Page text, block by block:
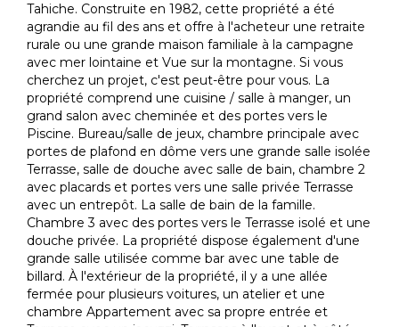
Tahiche. Construite en 1982, cette propriété a été
agrandie au fil des ans et offre à l'acheteur une retraite
rurale ou une grande maison familiale à la campagne
avec mer lointaine et Vue sur la montagne. Si vous
cherchez un projet, c'est peut-être pour vous. La
propriété comprend une cuisine / salle à manger, un
grand salon avec cheminée et des portes vers le
Piscine. Bureau/salle de jeux, chambre principale avec
portes de plafond en dôme vers une grande salle isolée
Terrasse, salle de douche avec salle de bain, chambre 2
avec placards et portes vers une salle privée Terrasse
avec un entrepôt. La salle de bain de la famille.
Chambre 3 avec des portes vers le Terrasse isolé et une
douche privée. La propriété dispose également d'une
grande salle utilisée comme bar avec une table de
billard. À l'extérieur de la propriété, il y a une allée
fermée pour plusieurs voitures, un atelier et une
chambre Appartement avec sa propre entrée et